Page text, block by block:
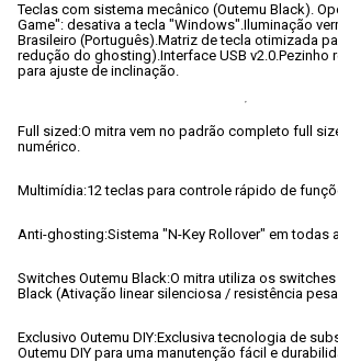
Teclas com sistema mecânico (Outemu Black).
Game": desativa a tecla "Windows".Iluminação
Brasileiro (Português).Matriz de tecla otimizada
redução do ghosting).Interface USB v2.0.Pezinho
para ajuste de inclinação.
Full sized:O mitra vem no padrão completo full
numérico.
Multimídia:12 teclas para controle rápido de
Anti-ghosting:Sistema "N-Key Rollover" em todas
Switches Outemu Black:O mitra utiliza os
Black (Ativação linear silenciosa / resistência
Exclusivo Outemu DIY:Exclusiva tecnologia de
Outemu DIY para uma manutenção fácil e